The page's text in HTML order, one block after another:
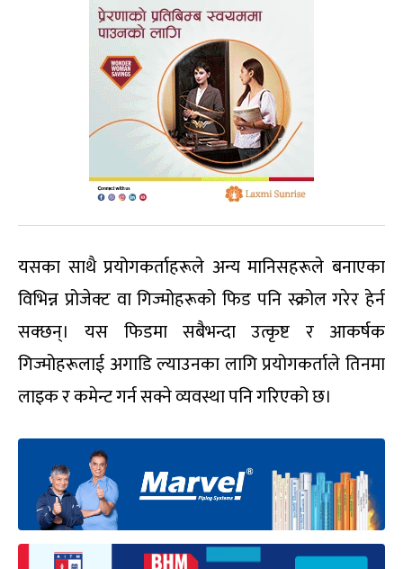
यसका साथै प्रयोगकर्ताहरूले अन्य मानिसहरूले बनाएका
विभिन्न प्रोजेक्ट वा गिज्मोहरूको फिड पनि स्क्रोल गरेर हेर्न
सक्छन्। यस फिडमा सबैभन्दा उत्कृष्ट र आकर्षक
गिज्मोहरूलाई अगाडि ल्याउनका लागि प्रयोगकर्ताले तिनमा
लाइक र कमेन्ट गर्न सक्ने व्यवस्था पनि गरिएको छ।